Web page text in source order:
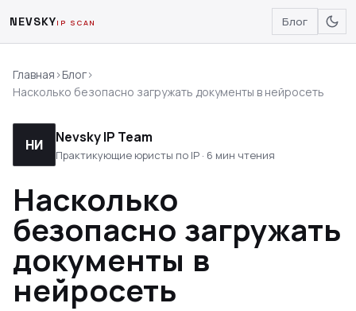
NEVSKYIP SCAN Блог
Главная ›Блог›
Насколько безопасно загружать документы в нейросеть
НИ Nevsky IP Team
Практикующие юристы по IP · 6 мин чтения
Насколько
безопасно загружать
документы в
нейросеть